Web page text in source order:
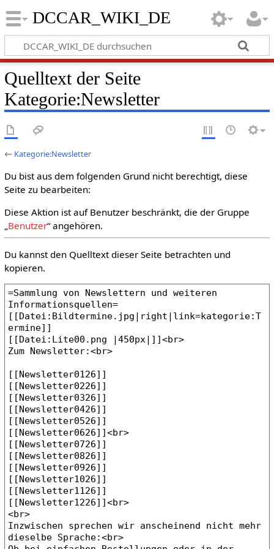
DCCAR_WIKI_DE
Quelltext der Seite
Kategorie:Newsletter
← Kategorie:Newsletter
Du bist aus dem folgenden Grund nicht berechtigt, diese
Seite zu bearbeiten:
Diese Aktion ist auf Benutzer beschränkt, die der Gruppe
„Benutzer“ angehören.
Du kannst den Quelltext dieser Seite betrachten und
kopieren.